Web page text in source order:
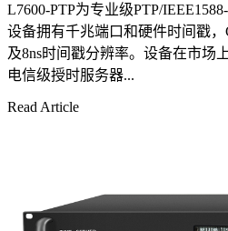
L7600-PTP为专业级PTP/
设备拥有千兆端口和硬件时间戳，
及8ns时间戳分辨率。设备在市场
电信级授时服务器...
Read Article